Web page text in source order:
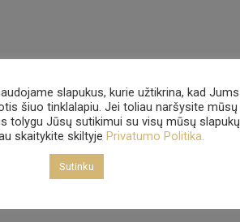
slapukus, kurie užtikrina, kad Jums
šiuo tinklalapiu. Jei toliau naršysite mūsų
tolygu Jūsų sutikimui su visų mūsų slapukų
skaitykite skiltyje Privatumo Politika.
Sutinku